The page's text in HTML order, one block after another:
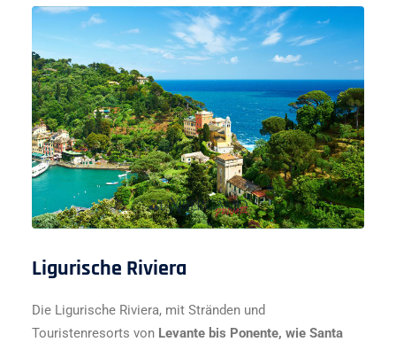
Ligurische Riviera
Die Ligurische Riviera, mit Stränden und
Touristenresorts von Levante bis Ponente, wie Santa